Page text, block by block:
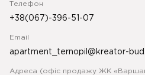
Телефон
+38(067)-396-51-07
Email
apartment_ternopil@kreator-
Адреса (офіс продажу ЖК